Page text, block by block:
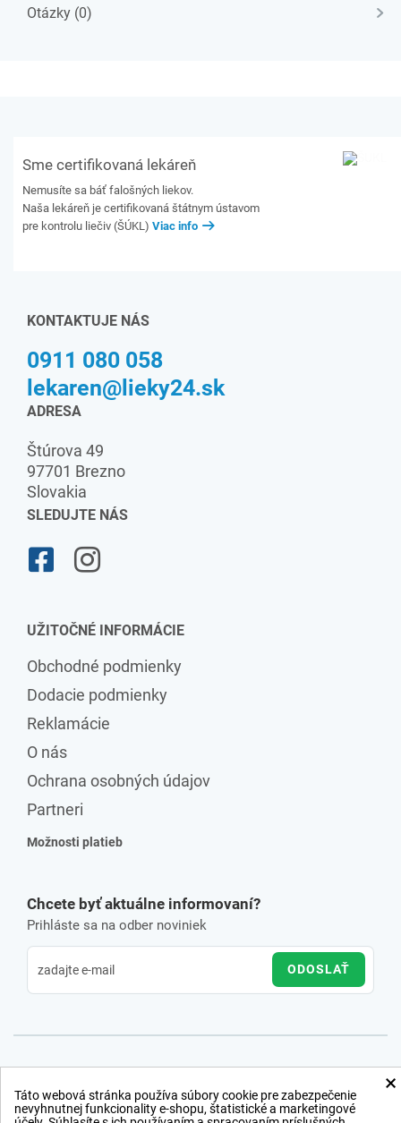
Otázky (0)
Sme certifikovaná lekáreň
Nemusíte sa báť falošných liekov.
Naša lekáreň je certifikovaná štátnym ústavom
pre kontrolu liečiv (ŠÚKL) Viac info
KONTAKTUJE NÁS
0911 080 058
lekaren@lieky24.sk
ADRESA
Štúrova 49
97701 Brezno
Slovakia
SLEDUJTE NÁS
UŽITOČNÉ INFORMÁCIE
Obchodné podmienky
Dodacie podmienky
Reklamácie
O nás
Ochrana osobných údajov
Partneri
Možnosti platieb
Chcete byť aktuálne informovaní?
Prihláste sa na odber noviniek
ODOSLAŤ
×
Táto webová stránka používa súbory cookie pre zabezpečenie
nevyhnutnej funkcionality e-shopu, štatistické a marketingové